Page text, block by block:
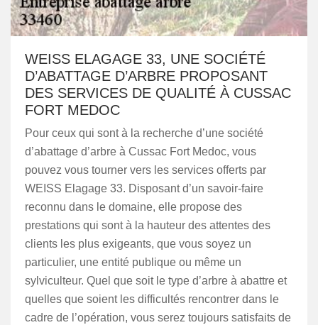
WEISS ELAGAGE 33, UNE SOCIÉTÉ
D’ABATTAGE D’ARBRE PROPOSANT
DES SERVICES DE QUALITÉ À CUSSAC
FORT MEDOC
Pour ceux qui sont à la recherche d’une société
d’abattage d’arbre à Cussac Fort Medoc, vous
pouvez vous tourner vers les services offerts par
WEISS Elagage 33. Disposant d’un savoir-faire
reconnu dans le domaine, elle propose des
prestations qui sont à la hauteur des attentes des
clients les plus exigeants, que vous soyez un
particulier, une entité publique ou même un
sylviculteur. Quel que soit le type d’arbre à abattre et
quelles que soient les difficultés rencontrer dans le
cadre de l’opération, vous serez toujours satisfaits de